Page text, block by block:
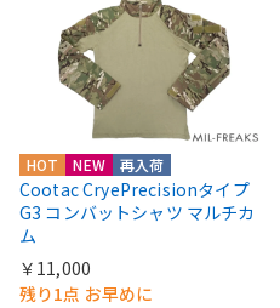
HOT NEW 再入荷
Cootac CryePrecisionタイプ
G3 コンバットシャツ マルチカ
ム
￥11,000
残り1点 お早めに